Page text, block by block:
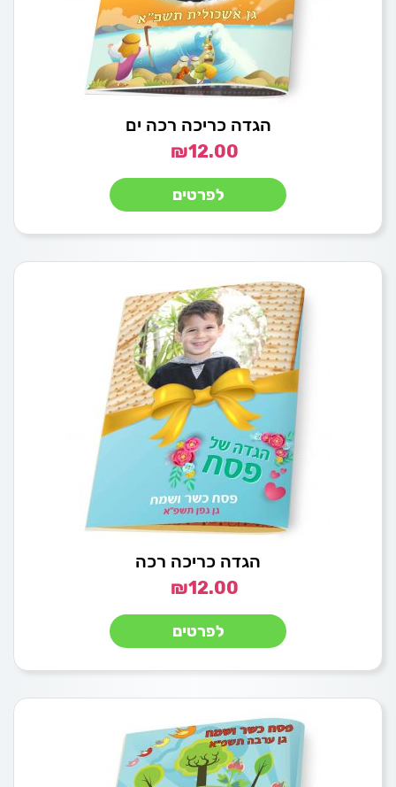
הגדה כריכה רכה ים
₪12.00
לפרטים
הגדה כריכה רכה
₪12.00
לפרטים